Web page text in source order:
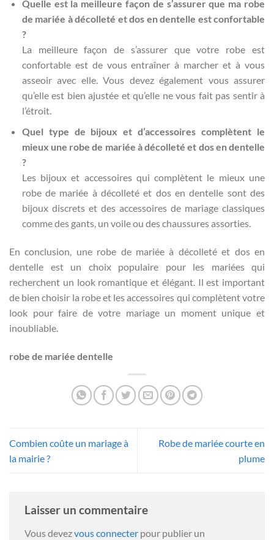
Quelle est la meilleure façon de s’assurer que ma robe
de mariée à décolleté et dos en dentelle est confortable
?
La meilleure façon de s’assurer que votre robe est
confortable est de vous entraîner à marcher et à vous
asseoir avec elle. Vous devez également vous assurer
qu’elle est bien ajustée et qu’elle ne vous fait pas sentir à
l’étroit.
Quel type de bijoux et d’accessoires complètent le
mieux une robe de mariée à décolleté et dos en dentelle
?
Les bijoux et accessoires qui complètent le mieux une
robe de mariée à décolleté et dos en dentelle sont des
bijoux discrets et des accessoires de mariage classiques
comme des gants, un voile ou des chaussures assorties.
En conclusion, une robe de mariée à décolleté et dos en
dentelle est un choix populaire pour les mariées qui
recherchent un look romantique et élégant. Il est important
de bien choisir la robe et les accessoires qui complètent votre
look pour faire de votre mariage un moment unique et
inoubliable.
robe de mariée dentelle
Combien coûte un mariage à
la mairie ?
Robe de mariée courte en
plume
Laisser un commentaire
Vous devezvous connecter pour publier un